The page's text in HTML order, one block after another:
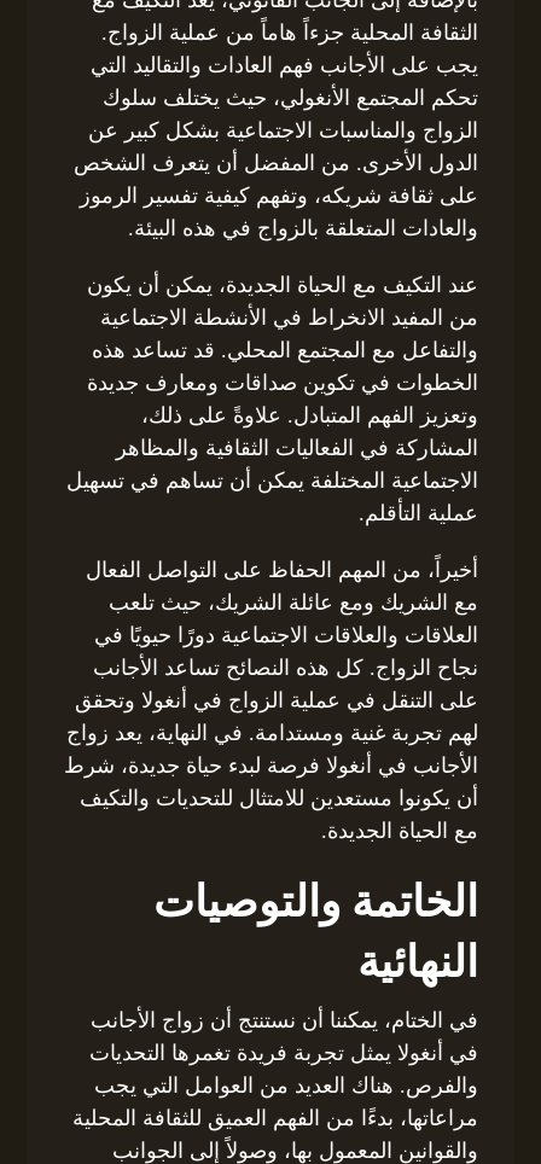
الثقافة المحلية جزءاً هاماً من عملية الزواج.
يجب على الأجانب فهم العادات والتقاليد التي
تحكم المجتمع الأنغولي، حيث يختلف سلوك
الزواج والمناسبات الاجتماعية بشكل كبير عن
الدول الأخرى. من المفضل أن يتعرف الشخص
على ثقافة شريكه، وتفهم كيفية تفسير الرموز
والعادات المتعلقة بالزواج في هذه البيئة.
عند التكيف مع الحياة الجديدة، يمكن أن يكون
من المفيد الانخراط في الأنشطة الاجتماعية
والتفاعل مع المجتمع المحلي. قد تساعد هذه
الخطوات في تكوين صداقات ومعارف جديدة
وتعزيز الفهم المتبادل. علاوةً على ذلك،
المشاركة في الفعاليات الثقافية والمظاهر
الاجتماعية المختلفة يمكن أن تساهم في تسهيل
عملية التأقلم.
أخيراً، من المهم الحفاظ على التواصل الفعال
مع الشريك ومع عائلة الشريك، حيث تلعب
العلاقات والعلاقات الاجتماعية دورًا حيويًا في
نجاح الزواج. كل هذه النصائح تساعد الأجانب
على التنقل في عملية الزواج في أنغولا وتحقق
لهم تجربة غنية ومستدامة. في النهاية، يعد زواج
الأجانب في أنغولا فرصة لبدء حياة جديدة، شرط
أن يكونوا مستعدين للامتثال للتحديات والتكيف
مع الحياة الجديدة.
الخاتمة والتوصيات
النهائية
في الختام، يمكننا أن نستنتج أن زواج الأجانب
في أنغولا يمثل تجربة فريدة تغمرها التحديات
والفرص. هناك العديد من العوامل التي يجب
مراعاتها، بدءًا من الفهم العميق للثقافة المحلية
والقوانين المعمول بها، وصولاً إلى الجوانب